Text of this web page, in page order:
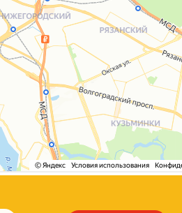
Сайт разработалаbogachevas
help@upakovali.online
+7 (495) 005-03-13